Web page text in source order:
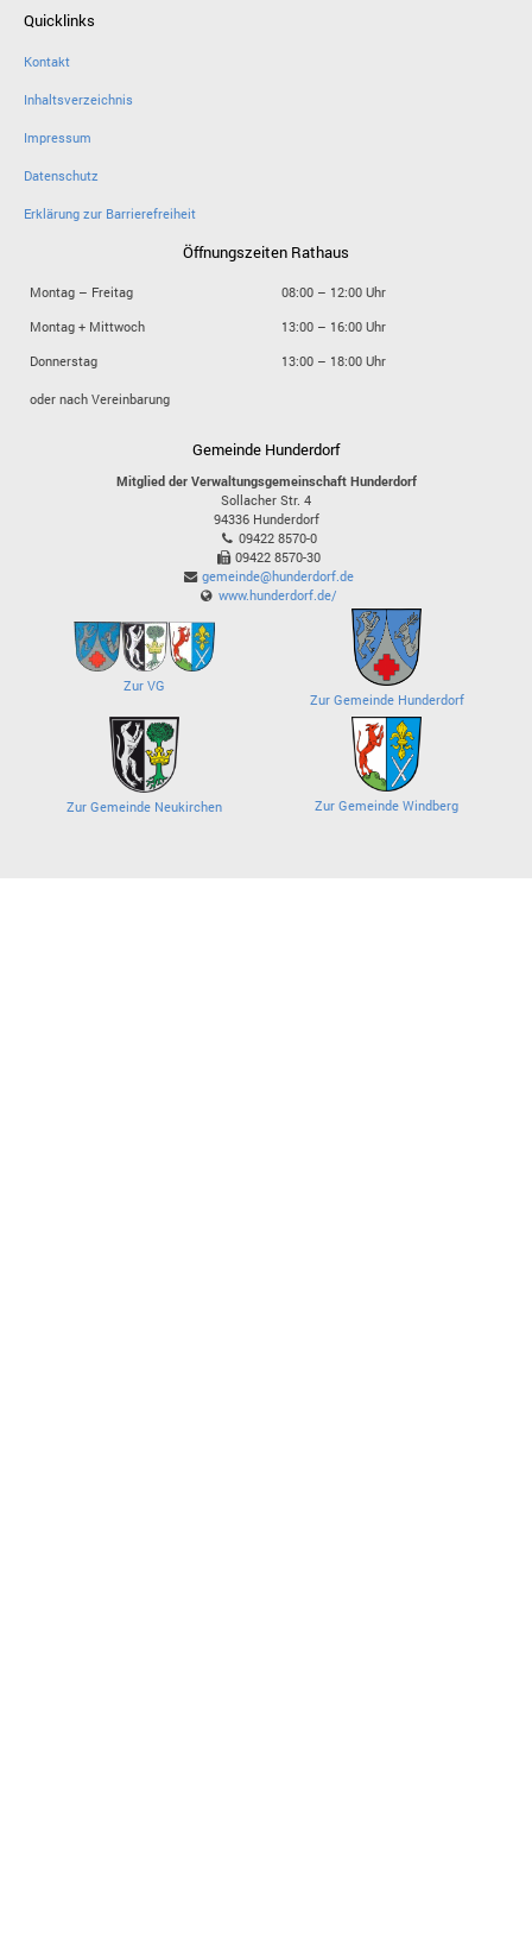
Quicklinks
Kontakt
Inhaltsverzeichnis
Impressum
Datenschutz
Erklärung zur Barrierefreiheit
Öffnungszeiten Rathaus
Montag – Freitag
08:00 – 12:00 Uhr
Montag + Mittwoch
13:00 – 16:00 Uhr
Donnerstag
13:00 – 18:00 Uhr
oder nach Vereinbarung
Gemeinde Hunderdorf
Mitglied der Verwaltungsgemeinschaft Hunderdorf
Sollacher Str. 4
94336 Hunderdorf
09422 8570-0
09422 8570-30
gemeinde@hunderdorf.de
www.hunderdorf.de/
Zur VG
Zur Gemeinde Hunderdorf
Zur Gemeinde Neukirchen Zur Gemeinde Windberg